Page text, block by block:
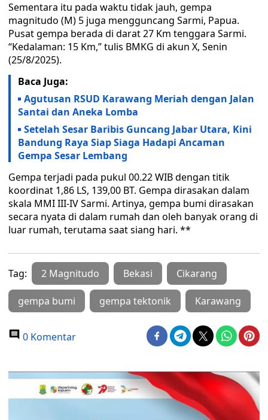
Sementara itu pada waktu tidak jauh, gempa
magnitudo (M) 5 juga mengguncang Sarmi, Papua.
Pusat gempa berada di darat 27 Km tenggara Sarmi.
“Kedalaman: 15 Km,” tulis BMKG di akun X, Senin
(25/8/2025).
Baca Juga:
Agutusan RSUD Karawang Meriah dengan Jalan
Santai dan Aneka Lomba
Setelah Sesar Baribis Guncang Jabar Utara, Kini
Bandung Raya Siap Siaga Hadapi Ancaman
Gempa Sesar Lembang
Gempa terjadi pada pukul 00.22 WIB dengan titik
koordinat 1,86 LS, 139,00 BT. Gempa dirasakan dalam
skala MMI III-IV Sarmi. Artinya, gempa bumi dirasakan
secara nyata di dalam rumah dan oleh banyak orang di
luar rumah, terutama saat siang hari. **
Tag: 2 Magnitudo Bekasi Cikarang
gempa bumi gempa tektonik Karawang
0 Komentar